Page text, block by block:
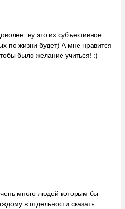
это их субъективное
по жизни будет) А мне нравится
было желание учиться! :)
много людей которым бы
в отдельности сказать